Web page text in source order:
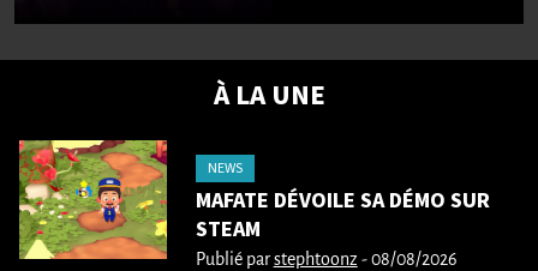
À LA UNE
NEWS
MAFATE DÉVOILE SA DÉMO SUR
STEAM
Publié parstephtoonz - 08/08/2026